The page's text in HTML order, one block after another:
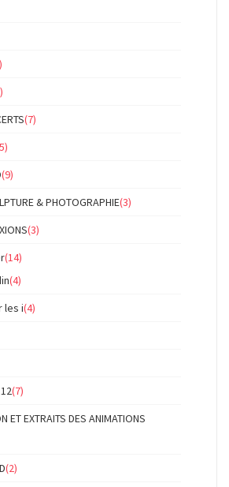
(7)
(9)
& PHOTOGRAPHIE(3)
(3)
(14)
(4)
les i(4)
(7)
ET EXTRAITS DES ANIMATIONS
(2)